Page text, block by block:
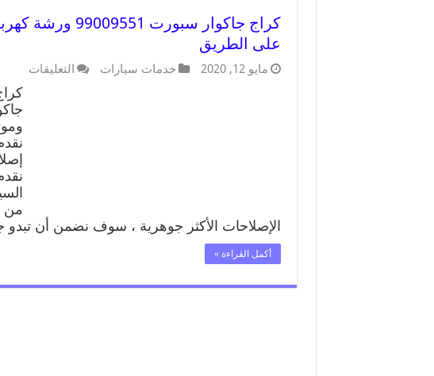
كراج جاكوار
على الطريق
مايو 12, 2020 خدمات سيارات التعليقات
من
الإصلاحات الأكثر جوهرية ، سوف نضمن أن تبدو
أكمل القراءة »